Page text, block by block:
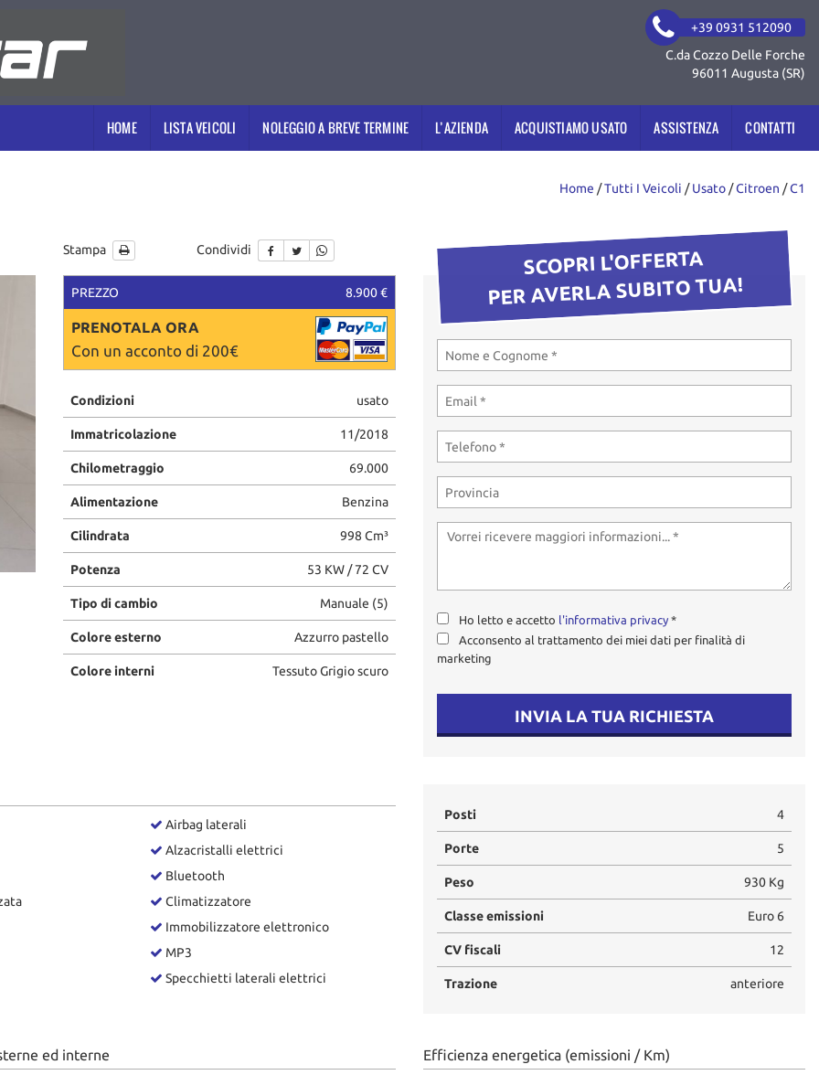
+39 0931 512090
C.da Cozzo Delle Forche
96011 Augusta (SR)
HOME LISTA VEICOLI NOLEGGIO A BREVE TERMINE L’AZIENDA ACQUISTIAMO USATO ASSISTENZA CONTATTI
Home /Tutti I Veicoli /Usato /Citroen /C1
Stampa Condividi
PREZZO 8.900 €
PRENOTALA ORA
Con un acconto di 200€
Condizioni usato
Immatricolazione 11/2018
Chilometraggio 69.000
Alimentazione Benzina
Cilindrata 998 Cm³
Potenza 53 KW / 72 CV
Tipo di cambio Manuale (5)
Colore esterno Azzurro pastello
Colore interni Tessuto Grigio scuro
SCOPRI L'OFFERTA
PER AVERLA SUBITO TUA!
Ho letto e accetto l'informativa privacy *
Acconsento al trattamento dei miei dati per finalità di
marketing
INVIA LA TUA RICHIESTA
Airbag laterali
Alzacristalli elettrici
Bluetooth
Climatizzatore
Immobilizzatore elettronico
MP3
Specchietti laterali elettrici
Posti 4
Porte 5
Peso 930 Kg
Classe emissioni Euro 6
CV fiscali 12
Trazione anteriore
ed interne Efficienza energetica (emissioni / Km)